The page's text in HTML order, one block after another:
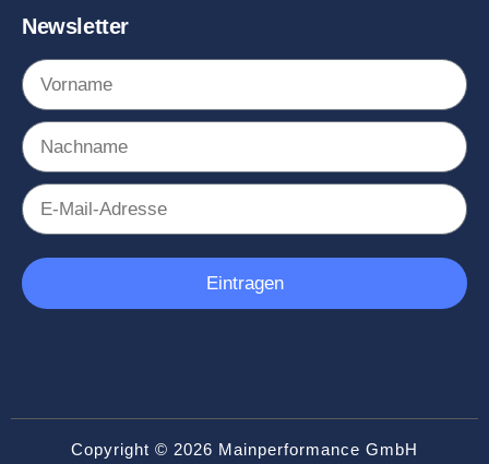
Newsletter
Eintragen
Copyright © 2026 Mainperformance GmbH